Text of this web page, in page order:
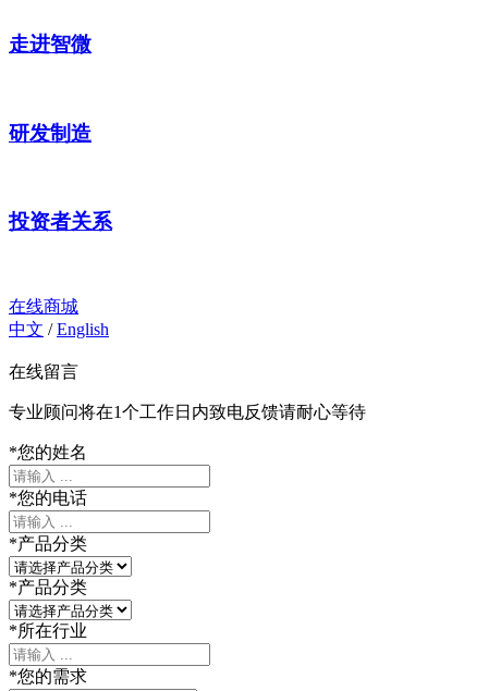
走进智微
研发制造
投资者关系
在线商城
中文 /English
在线留言
专业顾问将在1个工作日内致电反馈请耐心等待
*您的姓名
*您的电话
*产品分类
*产品分类
*所在行业
*您的需求